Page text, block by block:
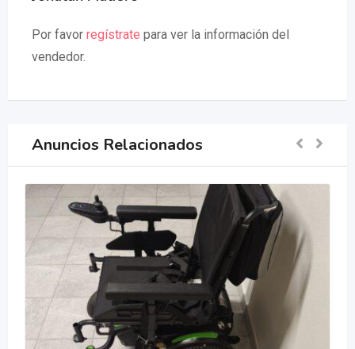
Por favor regístrate para ver la información del
vendedor.
Anuncios Relacionados